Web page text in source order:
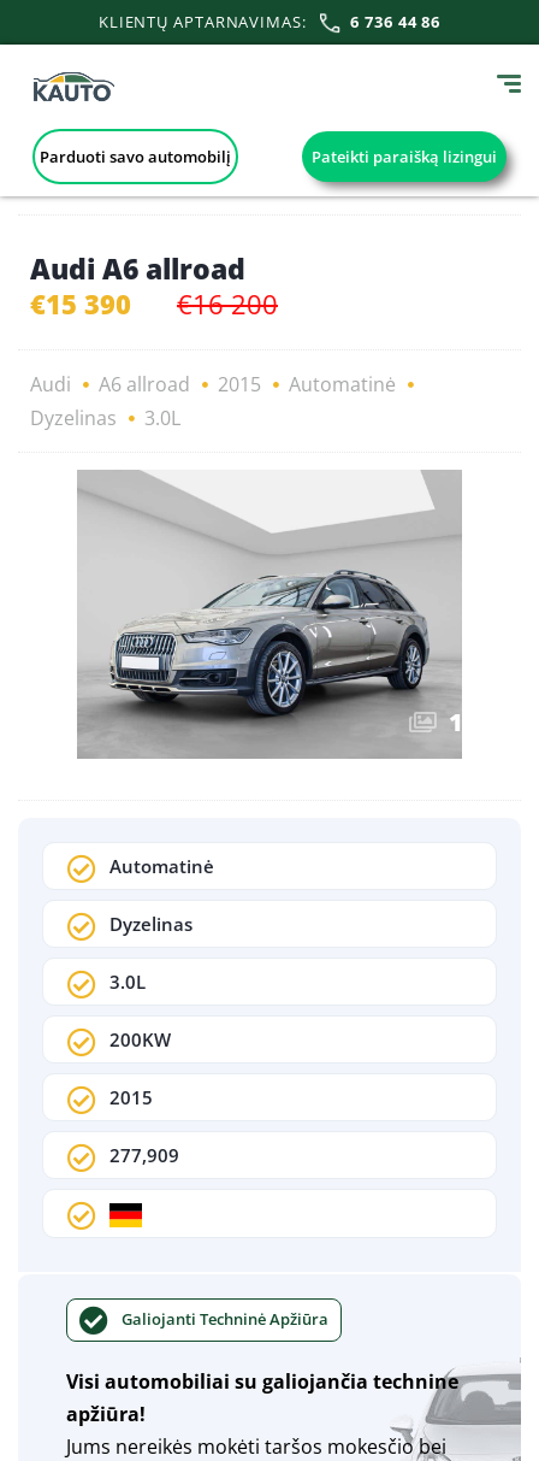
KLIENTŲ APTARNAVIMAS: 6 736 44 86
Parduoti savo automobilį Pateikti paraišką lizingui
Audi A6 allroad
€15 390 €16 200
Audi A6 allroad 2015
Automatinė
Dyzelinas
3.0L
1
Automatinė
Dyzelinas
3.0L
200KW
2015
277,909
Galiojanti Techninė Apžiūra
Visi automobiliai su galiojančia technine
apžiūra!
Jums nereikės mokėti taršos mokesčio bei